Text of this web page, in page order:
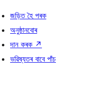
জড়িত হৈ পৰক
অনুষ্ঠানবোৰ
দান কৰক ↗
ভৱিষ্যতৰ বাবে পাঁচ